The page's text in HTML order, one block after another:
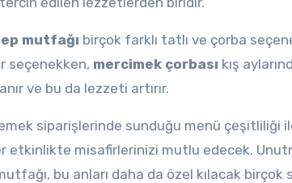
mutfağı birçok farklı tatlı ve çorba
seçenekken, mercimek çorbası kış
ve bu da lezzeti artırır.
siparişlerinde sunduğu menü çeşitliliği
etkinlikte misafirlerinizi mutlu edecek.
bu anları daha da özel kılacak birçok